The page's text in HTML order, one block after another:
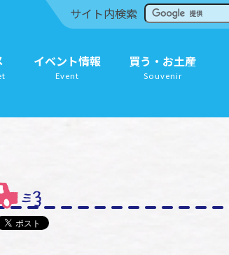
サイト内検索
イベント情報
Event
買う・お土産
Souvenir